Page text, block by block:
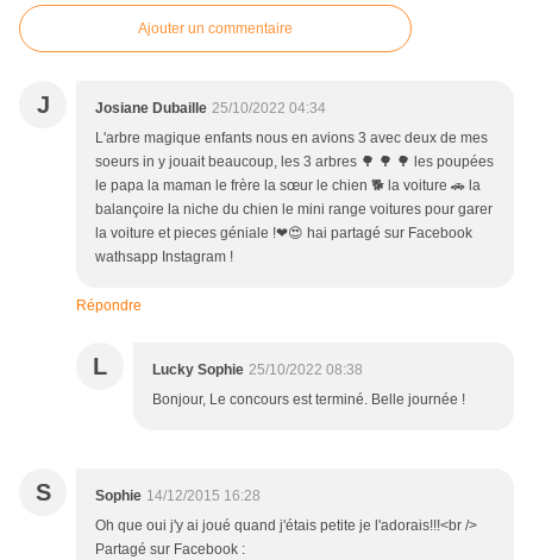
Ajouter un commentaire
J Josiane Dubaille 25/10/2022 04:34
L'arbre magique enfants nous en avions 3 avec deux de mes
soeurs in y jouait beaucoup, les 3 arbres 🌳 🌳 🌳 les poupées
le papa la maman le frère la sœur le chien 🐕 la voiture 🚗 la
balançoire la niche du chien le mini range voitures pour garer
la voiture et pieces géniale !❤😍 hai partagé sur Facebook
wathsapp Instagram !
Répondre
L Lucky Sophie 25/10/2022 08:38
Bonjour, Le concours est terminé. Belle journée !
S Sophie 14/12/2015 16:28
Oh que oui j'y ai joué quand j'étais petite je l'adorais!!!<br />
Partagé sur Facebook :